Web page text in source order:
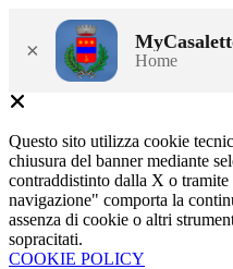
× Home
Questo sito utilizza cookie
chiusura del banner mediante
contraddistinto dalla X o
navigazione" comporta la
assenza di cookie o altri
sopracitati.
COOKIE POLICY